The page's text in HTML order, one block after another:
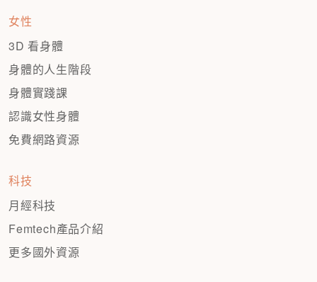
女性
3D 看身體
身體的人生階段
身體實踐課
認識女性身體
免費網路資源
科技
月經科技
Femtech產品介紹
更多國外資源